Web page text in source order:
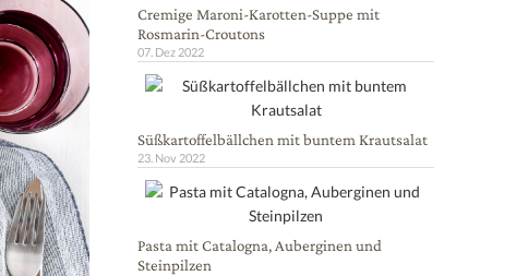
Cremige Maroni-Karotten-Suppe mit
Rosmarin-Croutons
07. Dez 2022
Süßkartoffelbällchen mit buntem Krautsalat
23. Nov 2022
Pasta mit Catalogna, Auberginen und
Steinpilzen